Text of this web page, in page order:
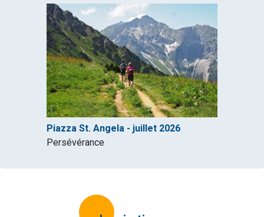
Piazza St. Angela - juillet 2026
Persévérance